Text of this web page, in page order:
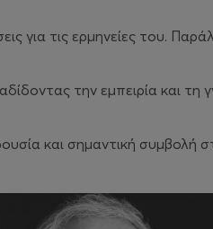
για τις ερμηνείες του.
την εμπειρία και τη
και σημαντική συμβολή